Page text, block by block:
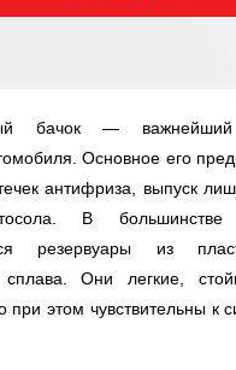
бачок —
Основное его
антифриза, выпуск
тосола. В
резервуары из
сплава. Они легкие,
при этом чувствительны к